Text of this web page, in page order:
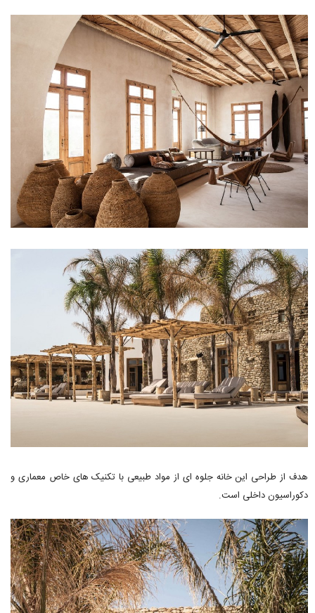
هدف از طراحی این خانه جلوه ای از مواد طبیعی با تکنیک های خاص معماری و
دکوراسیون داخلی است.